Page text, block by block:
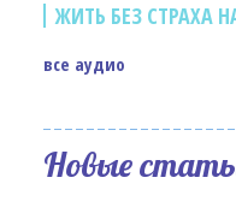
ЖИТЬ БЕЗ СТРАХА
все аудио
Новые